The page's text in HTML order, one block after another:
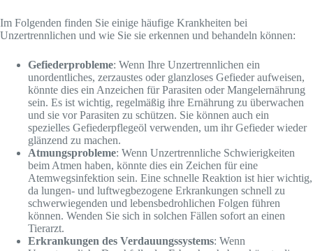
Im Folgenden finden Sie einige häufige Krankheiten bei
Unzertrennlichen und wie Sie sie erkennen und behandeln können:
Gefiederprobleme: Wenn Ihre Unzertrennlichen ein
unordentliches, zerzaustes oder glanzloses Gefieder aufweisen,
könnte dies ein Anzeichen für Parasiten oder Mangelernährung
sein. Es ist wichtig, regelmäßig ihre Ernährung zu überwachen
und sie vor Parasiten zu schützen. Sie können auch ein
spezielles Gefiederpflegeöl verwenden, um ihr Gefieder wieder
glänzend zu machen.
Atmungsprobleme: Wenn Unzertrennliche Schwierigkeiten
beim Atmen haben, könnte dies ein Zeichen für eine
Atemwegsinfektion sein. Eine schnelle Reaktion ist hier wichtig,
da lungen- und luftwegbezogene Erkrankungen schnell zu
schwerwiegenden und lebensbedrohlichen Folgen führen
können. Wenden Sie sich in solchen Fällen sofort an einen
Tierarzt.
Erkrankungen des Verdauungssystems: Wenn